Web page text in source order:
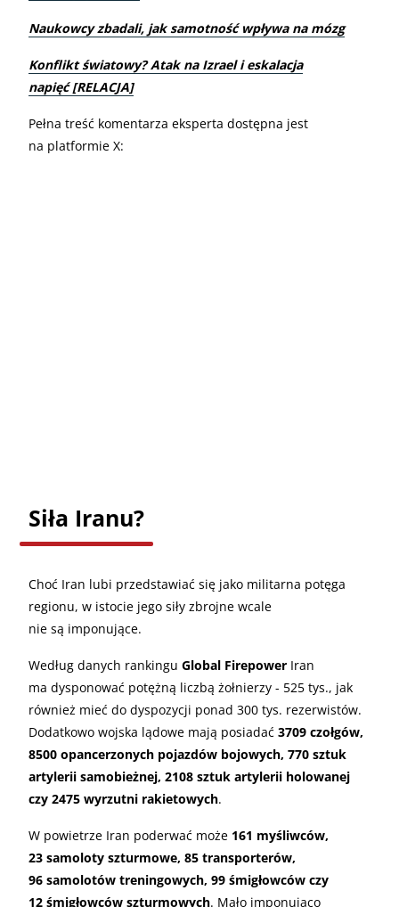
Naukowcy zbadali, jak samotność wpływa na mózg
Konflikt światowy? Atak na Izrael i eskalacja
napięć [RELACJA]
Pełna treść komentarza eksperta dostępna jest
na platformie X:
Siła Iranu?
Choć Iran lubi przedstawiać się jako militarna potęga
regionu, w istocie jego siły zbrojne wcale
nie są imponujące.
Według danych rankingu Global Firepower Iran
ma dysponować potężną liczbą żołnierzy - 525 tys., jak
również mieć do dyspozycji ponad 300 tys. rezerwistów.
Dodatkowo wojska lądowe mają posiadać 3709 czołgów,
8500 opancerzonych pojazdów bojowych, 770 sztuk
artylerii samobieżnej, 2108 sztuk artylerii holowanej
czy 2475 wyrzutni rakietowych.
W powietrze Iran poderwać może 161 myśliwców,
23 samoloty szturmowe, 85 transporterów,
96 samolotów treningowych, 99 śmigłowców czy
12 śmigłowców szturmowych. Mało imponująco